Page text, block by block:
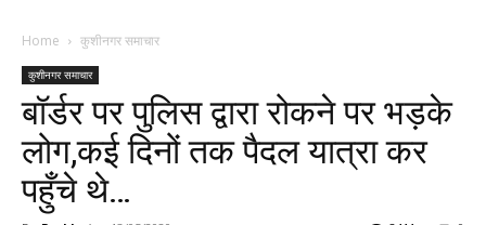
Home कुशीनगर समाचार
कुशीनगर समाचार
बॉर्डर पर पुलिस द्वारा रोकने पर भड़के
लोग,कई दिनों तक पैदल यात्रा कर
पहुँचे थे…